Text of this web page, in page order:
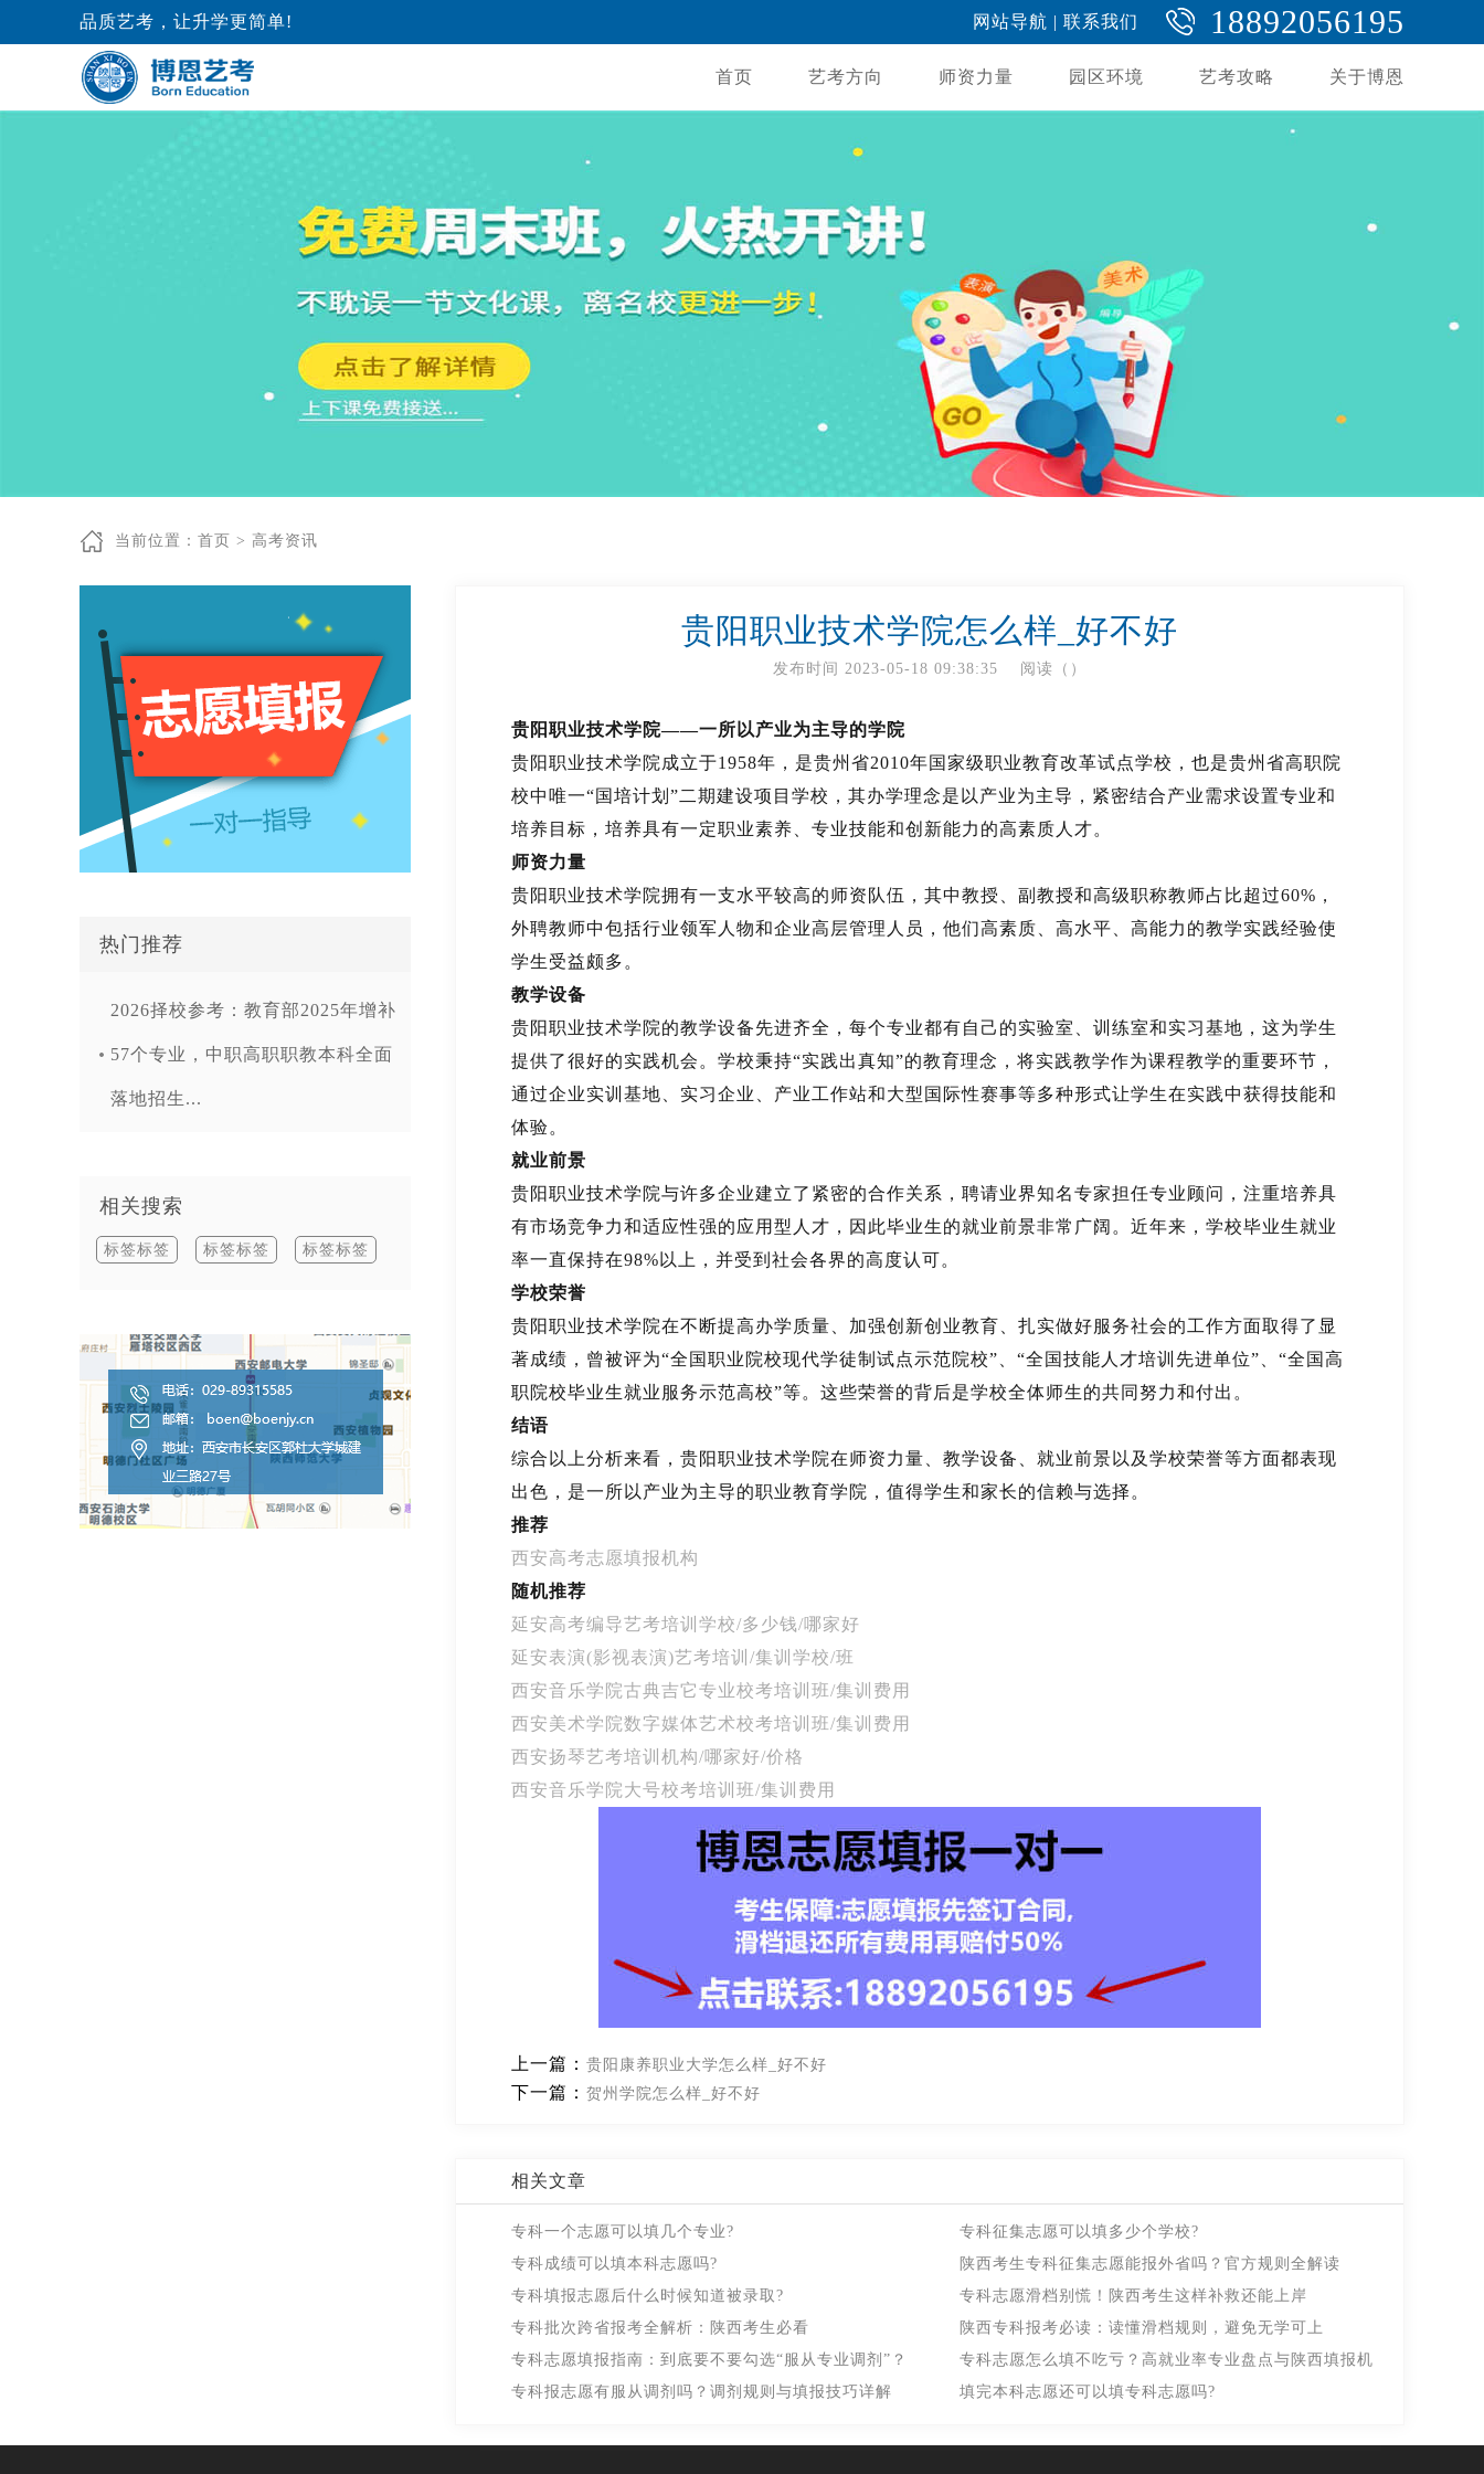
品质艺考，让升学更简单! 网站导航 | 联系我们 18892056195
首页 艺考方向 师资力量 园区环境 艺考攻略 关于博恩
当前位置： 首页 > 高考资讯
热门推荐
2026择校参考：教育部2025年增补
57个专业，中职高职职教本科全面
落地招生...
相关搜索
标签标签 标签标签 标签标签
贵阳职业技术学院怎么样_好不好
发布时间 2023-05-18 09:38:35 阅读（ ）
贵阳职业技术学院——一所以产业为主导的学院
贵阳职业技术学院成立于1958年，是贵州省2010年国家级职业教育改革试点学校，也是贵州省高职院
校中唯一“国培计划”二期建设项目学校，其办学理念是以产业为主导，紧密结合产业需求设置专业和
培养目标，培养具有一定职业素养、专业技能和创新能力的高素质人才。
师资力量
贵阳职业技术学院拥有一支水平较高的师资队伍，其中教授、副教授和高级职称教师占比超过60%，
外聘教师中包括行业领军人物和企业高层管理人员，他们高素质、高水平、高能力的教学实践经验使
学生受益颇多。
教学设备
贵阳职业技术学院的教学设备先进齐全，每个专业都有自己的实验室、训练室和实习基地，这为学生
提供了很好的实践机会。学校秉持“实践出真知”的教育理念，将实践教学作为课程教学的重要环节，
通过企业实训基地、实习企业、产业工作站和大型国际性赛事等多种形式让学生在实践中获得技能和
体验。
就业前景
贵阳职业技术学院与许多企业建立了紧密的合作关系，聘请业界知名专家担任专业顾问，注重培养具
有市场竞争力和适应性强的应用型人才，因此毕业生的就业前景非常广阔。近年来，学校毕业生就业
率一直保持在98%以上，并受到社会各界的高度认可。
学校荣誉
贵阳职业技术学院在不断提高办学质量、加强创新创业教育、扎实做好服务社会的工作方面取得了显
著成绩，曾被评为“全国职业院校现代学徒制试点示范院校”、“全国技能人才培训先进单位”、“全国高
职院校毕业生就业服务示范高校”等。这些荣誉的背后是学校全体师生的共同努力和付出。
结语
综合以上分析来看，贵阳职业技术学院在师资力量、教学设备、就业前景以及学校荣誉等方面都表现
出色，是一所以产业为主导的职业教育学院，值得学生和家长的信赖与选择。
推荐
西安高考志愿填报机构
随机推荐
延安高考编导艺考培训学校/多少钱/哪家好
延安表演(影视表演)艺考培训/集训学校/班
西安音乐学院古典吉它专业校考培训班/集训费用
西安美术学院数字媒体艺术校考培训班/集训费用
西安扬琴艺考培训机构/哪家好/价格
西安音乐学院大号校考培训班/集训费用
上一篇： 贵阳康养职业大学怎么样_好不好
下一篇： 贺州学院怎么样_好不好
相关文章
专科一个志愿可以填几个专业?
专科征集志愿可以填多少个学校?
专科成绩可以填本科志愿吗?
陕西考生专科征集志愿能报外省吗？官方规则全解读
专科填报志愿后什么时候知道被录取?
专科志愿滑档别慌！陕西考生这样补救还能上岸
专科批次跨省报考全解析：陕西考生必看
陕西专科报考必读：读懂滑档规则，避免无学可上
专科志愿填报指南：到底要不要勾选“服从专业调剂”？
专科志愿怎么填不吃亏？高就业率专业盘点与陕西填报机
专科报志愿有服从调剂吗？调剂规则与填报技巧详解
填完本科志愿还可以填专科志愿吗?